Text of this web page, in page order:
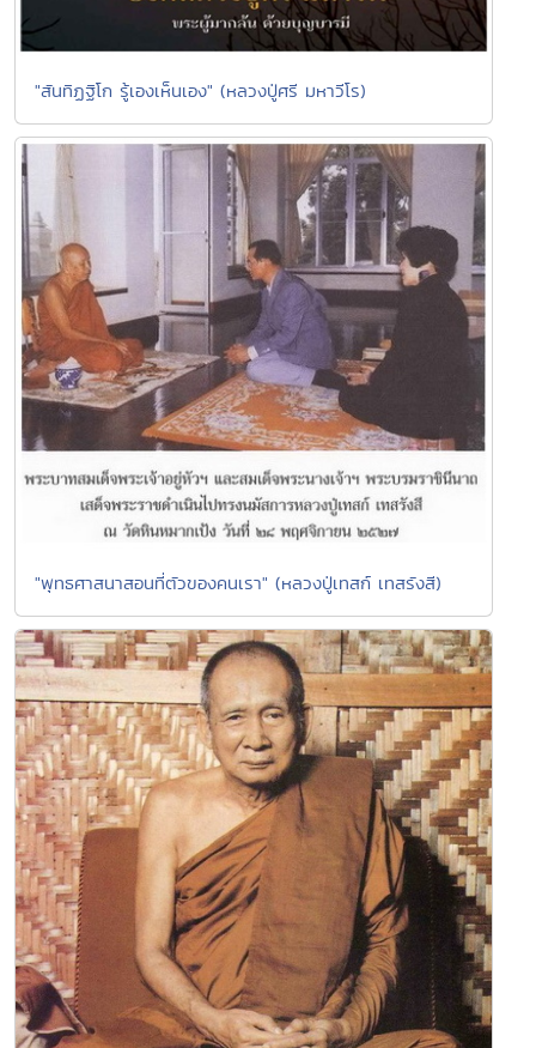
"สันทิฏฐิโก รู้เองเห็นเอง" (หลวงปู่ศรี มหาวีโร)
"พุทธศาสนาสอนที่ตัวของคนเรา" (หลวงปู่เทสก์ เทสรังสี)